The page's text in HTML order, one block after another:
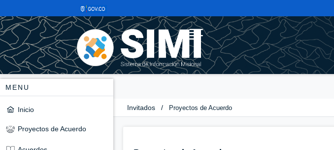
MENU
Inicio
Proyectos de Acuerdo
Invitados / Proyectos de Acuerdo